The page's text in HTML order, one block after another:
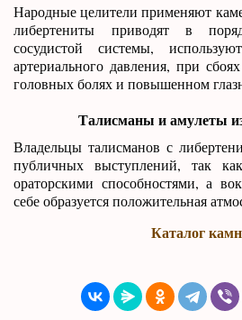
Народные целители применяют
либертениты приводят в
сосудистой системы,
артериального давления, при
головных болях и повышенном
Талисманы и амулеты
Владельцы талисманов с
публичных выступлений, так
ораторскими способностями, а
себе образуется положительная
Каталог